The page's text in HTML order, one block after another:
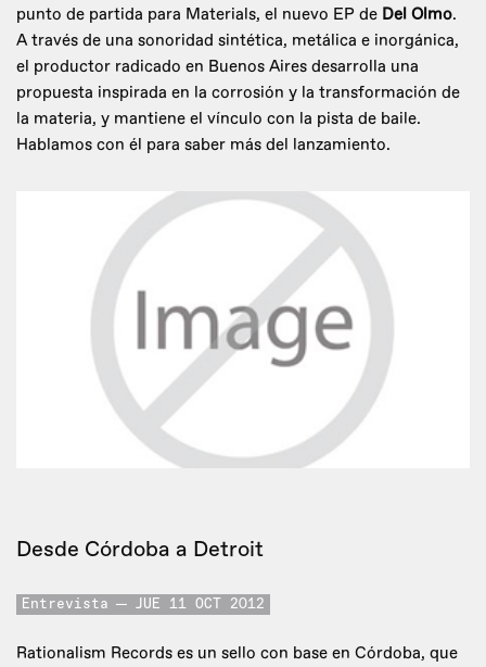
punto de partida para Materials, el nuevo EP de Del Olmo.
A través de una sonoridad sintética, metálica e inorgánica,
el productor radicado en Buenos Aires desarrolla una
propuesta inspirada en la corrosión y la transformación de
la materia, y mantiene el vínculo con la pista de baile.
Hablamos con él para saber más del lanzamiento.
Desde Córdoba a Detroit
Entrevista JUE 11 OCT 2012
Rationalism Records es un sello con base en Córdoba, que